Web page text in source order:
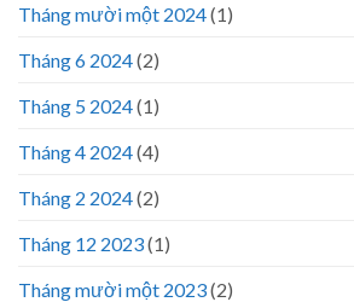
Tháng mười một 2024(1)
Tháng 6 2024(2)
Tháng 5 2024(1)
Tháng 4 2024(4)
Tháng 2 2024(2)
Tháng 12 2023(1)
Tháng mười một 2023(2)